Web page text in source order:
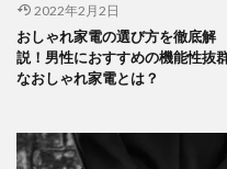
2022年2月2日
おしゃれ家電の選び方を徹底解
説！男性におすすめの機能性抜
なおしゃれ家電とは？